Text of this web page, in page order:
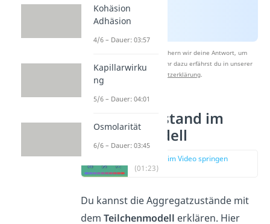
Nach Beantwortung speichern wir deine Antwort, um
Studyflix zu verbessern. Mehr dazu erfährst du in unserer
Datenschutzerklärung.
Aggregatzustand im
Teilchenmodell
zur Stelle im Video springen
(01:23)
Du kannst die Aggregatzustände mit
dem Teilchenmodell erklären. Hier
Kohäsion
Adhäsion
4/6 – Dauer: 03:57
Kapillarwirku
ng
5/6 – Dauer: 04:01
Osmolarität
6/6 – Dauer: 03:45